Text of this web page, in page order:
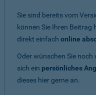
Sie sind bereits vom
können Sie Ihren Beitrag
direkt einfach online
Oder wünschen Sie
sich ein persönliches
dieses hier gerne an.